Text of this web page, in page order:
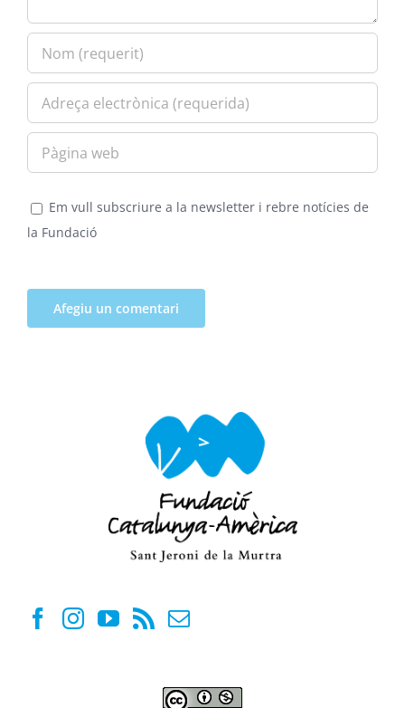
Em vull subscriure a la newsletter i rebre notícies de
la Fundació